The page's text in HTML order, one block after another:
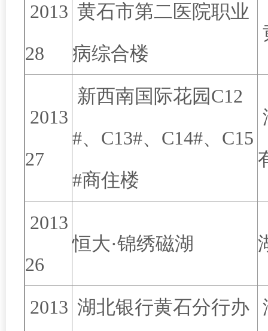
2013
28
黄石市第二医院职业
病综合楼
2013
27
新西南国际花园C12
#、C13#、C14#、C15
#商住楼
2013
26
恒大·锦绣磁湖
2013 湖北银行黄石分行办